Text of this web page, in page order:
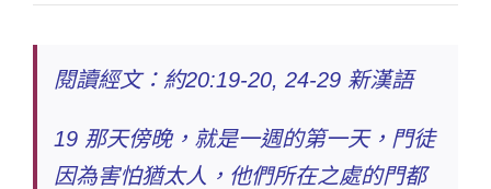
放
器
閱讀經文：約20:19-20, 24-29 新漢語
19 那天傍晚，就是一週的第一天，門徒
因為害怕猶太人，他們所在之處的門都